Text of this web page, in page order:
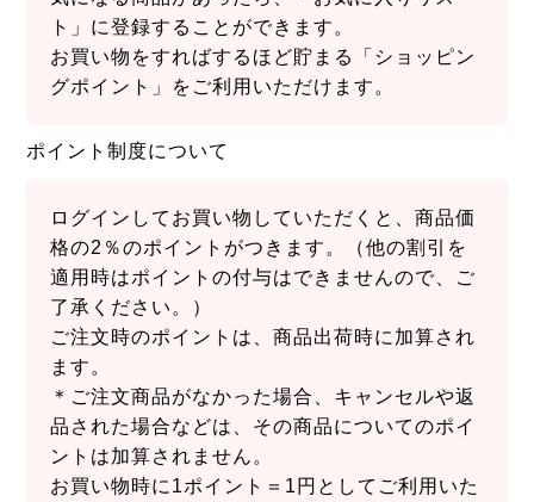
ト」に登録することができます。
お買い物をすればするほど貯まる「ショッピン
グポイント」をご利用いただけます。
ポイント制度について
ログインしてお買い物していただくと、商品価
格の2％のポイントがつきます。（他の割引を
適用時はポイントの付与はできませんので、ご
了承ください。）
ご注文時のポイントは、商品出荷時に加算され
ます。
＊ご注文商品がなかった場合、キャンセルや返
品された場合などは、その商品についてのポイ
ントは加算されません。
お買い物時に1ポイント＝1円としてご利用いた